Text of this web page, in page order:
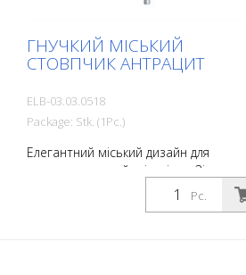
ГНУЧКИЙ МІСЬКИЙ
СТОВПЧИК АНТРАЦИТ
ELB-03.03.0518
Package: Stk. (1Pc.)
Елегантний міський дизайн для
центральних районів міста. Зі
світловідбиваючою фольгою та
світловідбивачами зі скляних
Pc.